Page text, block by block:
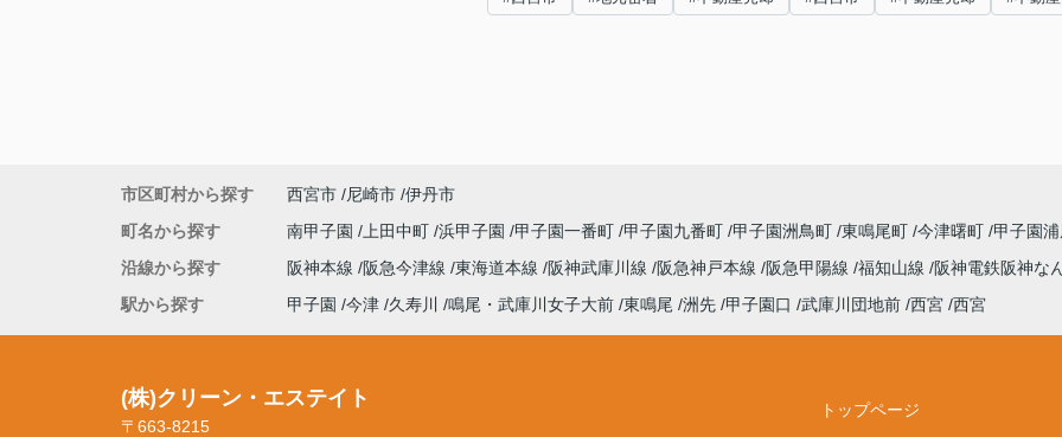
市区町村から探す 西宮市 尼崎市 伊丹市
町名から探す
南甲子園 上田中町 浜甲子園 甲子園一番町 甲子園九番町 甲子園洲鳥町 東鳴尾町 今津曙町 甲子園
沿線から探す
阪神本線 阪急今津線 東海道本線 阪神武庫川線 阪急神戸本線 阪急甲陽線 福知山線 阪神電鉄阪神な
駅から探す
甲子園 今津 久寿川 鳴尾・武庫川女子大前 東鳴尾 洲先 甲子園口 武庫川団地前 西宮 西宮
(株)クリーン・エステイト
〒663-8215
トップページ